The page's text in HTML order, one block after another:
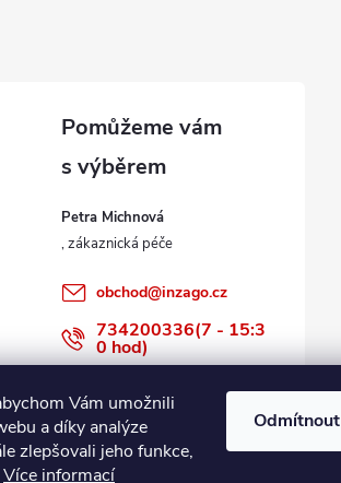
Vám umožnili
a díky analýze
zlepšovali jeho funkce,
Více informací
Odmítnout
Petra Michnová
obchod@inzago.cz
734200336(7 - 15:3
0 hod)